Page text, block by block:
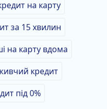
на карту
за 15 хвилин
на карту вдома
кредит
під 0%